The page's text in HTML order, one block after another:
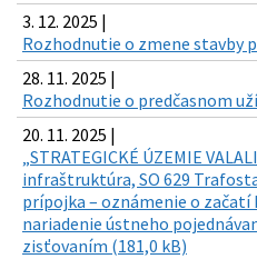
3. 12. 2025 |
Rozhodnutie o zmene stavby
28. 11. 2025 |
Rozhodnutie o predčasnom
20. 11. 2025 |
„STRATEGICKÉ ÚZEMIE
infraštruktúra, SO 629
prípojka – oznámenie o začatí
nariadenie ústneho
zisťovaním (181,0 kB)